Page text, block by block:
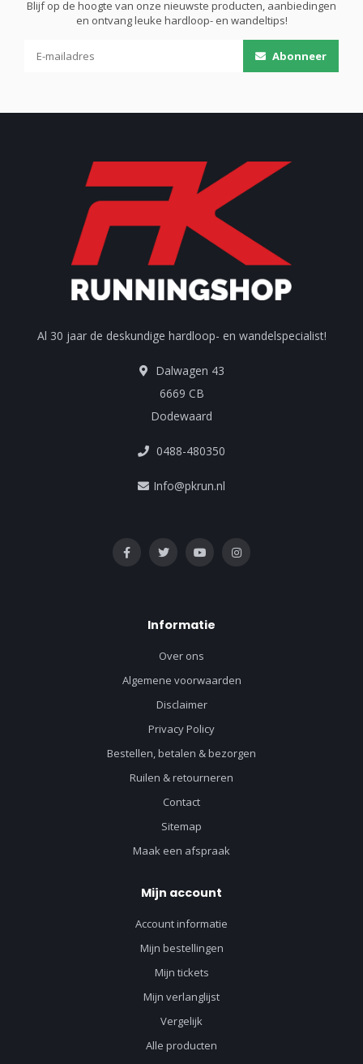
Blijf op de hoogte van onze nieuwste producten, aanbiedingen
en ontvang leuke hardloop- en wandeltips!
Abonneer
Al 30 jaar de deskundige hardloop- en wandelspecialist!
Dalwagen 43
6669 CB
Dodewaard
0488-480350
Info@pkrun.nl
Informatie
Over ons
Algemene voorwaarden
Disclaimer
Privacy Policy
Bestellen, betalen & bezorgen
Ruilen & retourneren
Contact
Sitemap
Maak een afspraak
Mijn account
Account informatie
Mijn bestellingen
Mijn tickets
Mijn verlanglijst
Vergelijk
Alle producten